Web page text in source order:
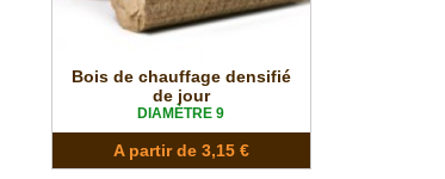
Bois de chauffage densifié
de jour
DIAMÈTRE 9
A partir de 3,15 €